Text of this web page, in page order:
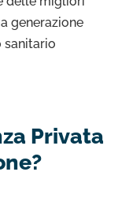
generazione
sanitario
Privata